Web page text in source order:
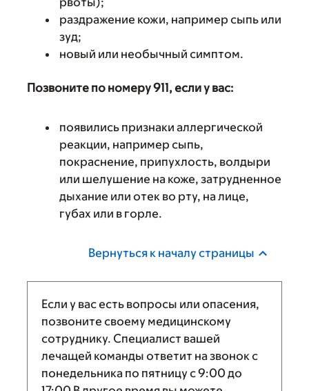
раздражение кожи, например сыпь или
зуд;
новый или необычный симптом.
Позвоните по номеру 911, если у вас:
появились признаки аллергической
реакции, например сыпь,
покраснение, припухлость, волдыри
или шелушение на коже, затрудненное
дыхание или отек во рту, на лице,
губах или в горле.
Вернуться к началу страницы
Если у вас есть вопросы или опасения,
позвоните своему медицинскому
сотруднику. Специалист вашей
лечащей команды ответит на звонок с
понедельника по пятницу с9:00 до